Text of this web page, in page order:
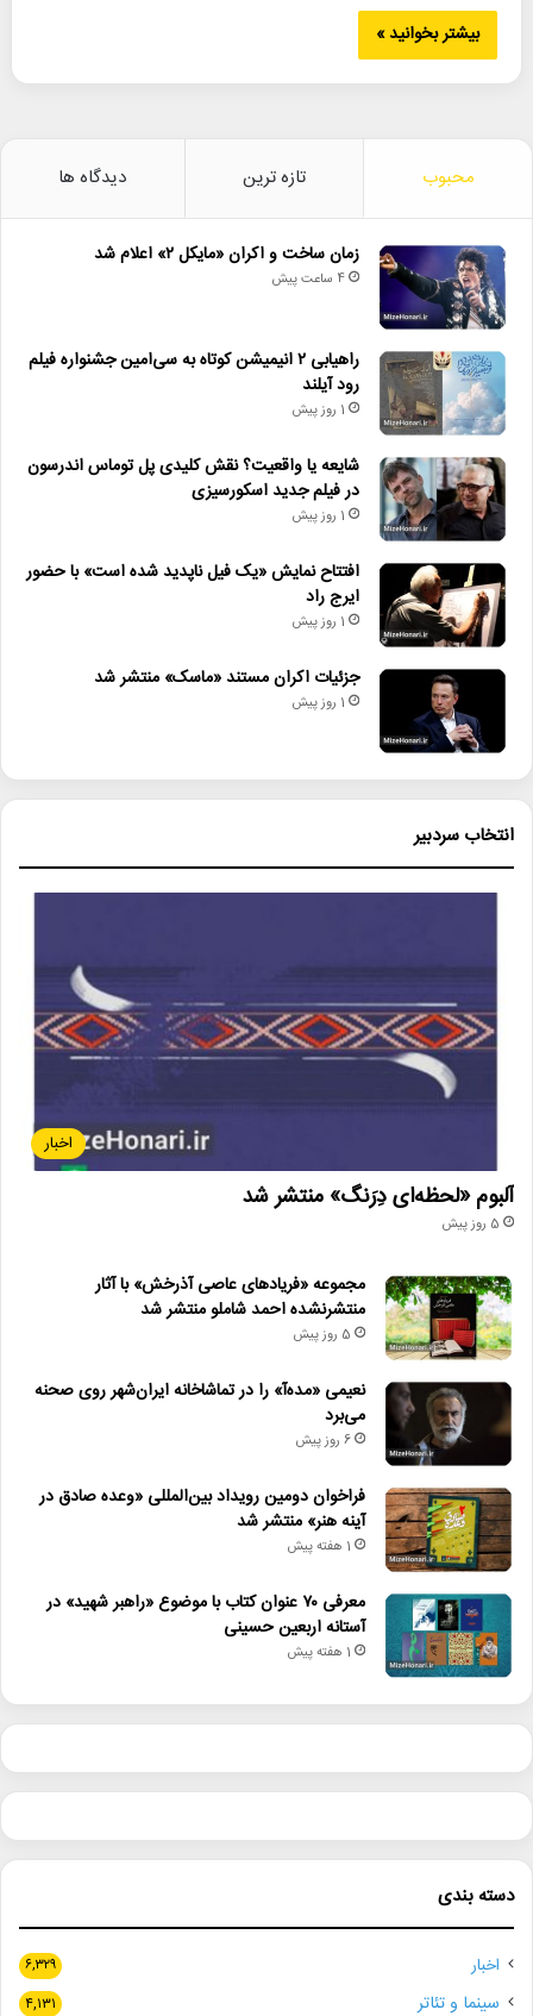
بیشتر بخوانید »
محبوب تازه ترین دیدگاه ها
زمان ساخت و اکران «مایکل ۲» اعلام شد
4 ساعت پیش
راهیابی ۲ انیمیشن کوتاه به سی‌امین جشنواره فیلم
رود آیلند
1 روز پیش
شایعه یا واقعیت؟ نقش کلیدی پل توماس اندرسون
در فیلم جدید اسکورسیزی
1 روز پیش
افتتاح نمایش «یک فیل ناپدید شده است» با حضور
ایرج راد
1 روز پیش
جزئیات اکران مستند «ماسک» منتشر شد
1 روز پیش
انتخاب سردبیر
اخبار
آلبوم «لحظه‌ای دِرَنگ» منتشر شد
5 روز پیش
مجموعه «فریادهای عاصی آذرخش» با آثار
منتشرنشده احمد شاملو منتشر شد
5 روز پیش
نعیمی «مده‌آ» را در تماشاخانه ایران‌شهر روی صحنه
می‌برد
6 روز پیش
فراخوان دومین رویداد بین‌المللی «وعده صادق در
آینه هنر» منتشر شد
1 هفته پیش
معرفی ۷۰ عنوان کتاب با موضوع «راهبر شهید» در
آستانه اربعین حسینی
1 هفته پیش
دسته بندی
اخبار ۶,۳۲۹
سینما و تئاتر ۴,۱۳۱